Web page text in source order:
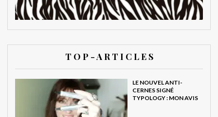
T O P - A R T I C L E S
LE NOUVEL ANTI-
CERNES SIGNÉ
TYPOLOGY : MON AVIS